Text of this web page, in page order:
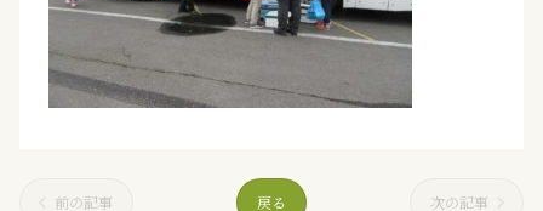
前の記事 戻る 次の記事